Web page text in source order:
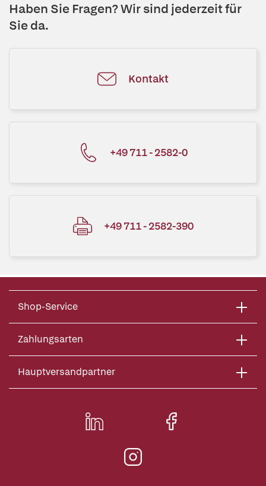
Haben Sie Fragen? Wir sind jederzeit für
Sie da.
Kontakt
+49 711 - 2582-0
+49 711 - 2582-390
Shop-Service
Zahlungsarten
Hauptversandpartner